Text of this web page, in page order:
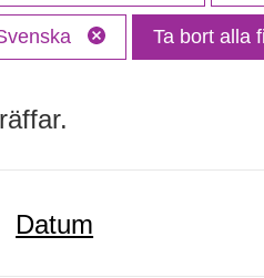
Ta bort alla
Datum